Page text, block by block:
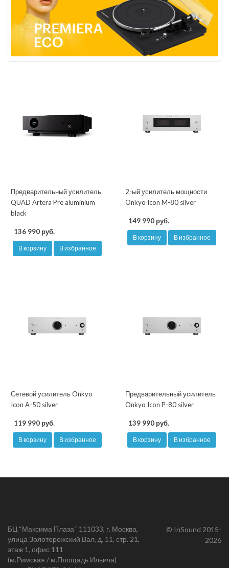
Предварительный усилитель
QUAD Artera Pre aluminium
black
136 990 руб.
В корзину В избранное
2-ый усилитель мощности
Onkyo Icon M-80 silver
149 990 руб.
В корзину В избранное
Сетевой усилитель Onkyo
Icon A-50 silver
119 990 руб.
В корзину В избранное
Предварительный усилитель
Onkyo Icon P-80 silver
139 990 руб.
В корзину В избранное
БЦ “Максима Плаза“ 111033, г. Москва,
улица Золоторожский Вал, д. 11, стр. 21,
этаж 1, офис 111
(м.Римская / м.Площадь Ильича)
© InSound 2015-
2026